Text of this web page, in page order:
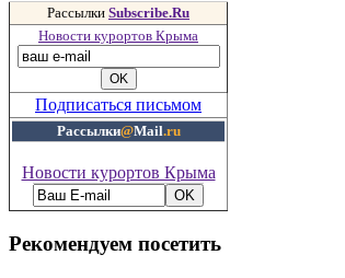
Рассылки Subscribe.Ru
Новости курортов Крыма
Подписаться письмом
Рассылки@Mail.ru
Новости курортов Крыма
Рекомендуем посетить